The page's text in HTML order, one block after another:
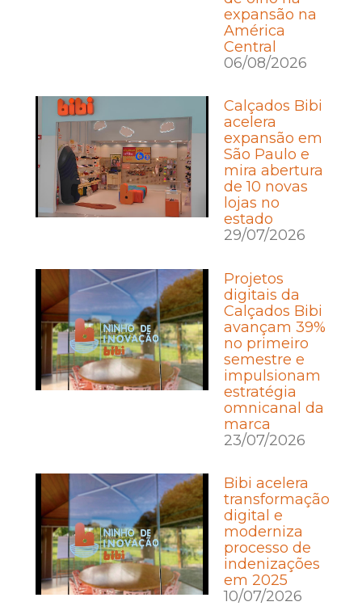
expansão na
América
Central
06/08/2026
Calçados Bibi
acelera
expansão em
São Paulo e
mira abertura
de 10 novas
lojas no
estado
29/07/2026
Projetos
digitais da
Calçados Bibi
avançam 39%
no primeiro
semestre e
impulsionam
estratégia
omnicanal da
marca
23/07/2026
Bibi acelera
transformação
digital e
moderniza
processo de
indenizações
em 2025
10/07/2026